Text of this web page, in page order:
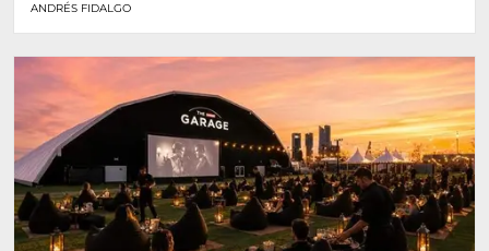
ANDRÉS FIDALGO